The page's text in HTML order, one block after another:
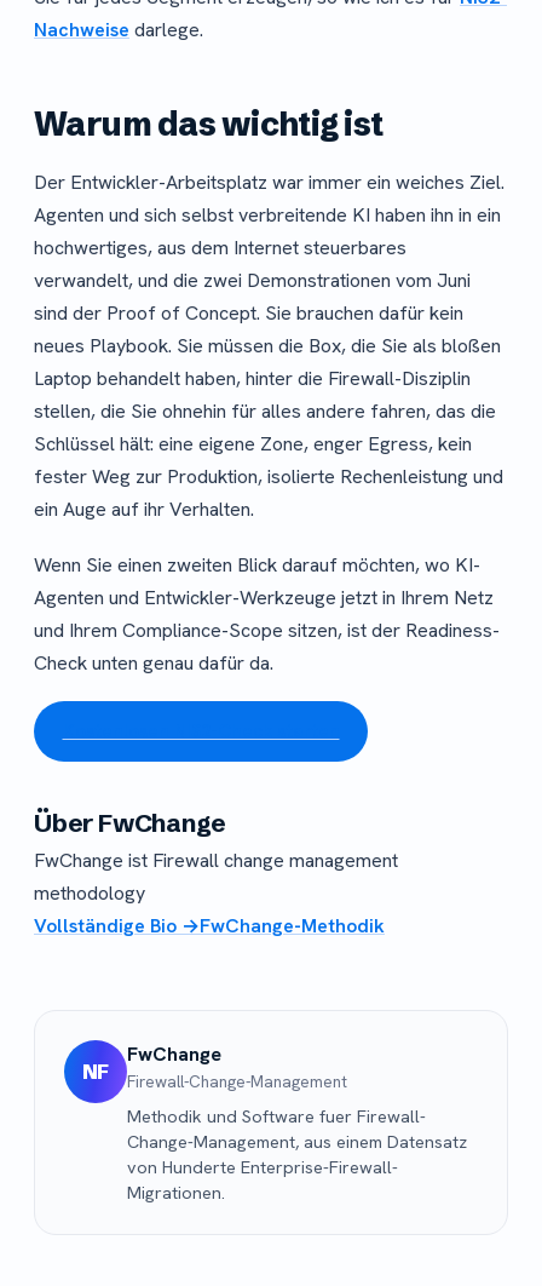
Nachweise darlege.
Warum das wichtig ist
Der Entwickler-Arbeitsplatz war immer ein weiches Ziel.
Agenten und sich selbst verbreitende KI haben ihn in ein
hochwertiges, aus dem Internet steuerbares
verwandelt, und die zwei Demonstrationen vom Juni
sind der Proof of Concept. Sie brauchen dafür kein
neues Playbook. Sie müssen die Box, die Sie als bloßen
Laptop behandelt haben, hinter die Firewall-Disziplin
stellen, die Sie ohnehin für alles andere fahren, das die
Schlüssel hält: eine eigene Zone, enger Egress, kein
fester Weg zur Produktion, isolierte Rechenleistung und
ein Auge auf ihr Verhalten.
Wenn Sie einen zweiten Blick darauf möchten, wo KI-
Agenten und Entwickler-Werkzeuge jetzt in Ihrem Netz
und Ihrem Compliance-Scope sitzen, ist der Readiness-
Check unten genau dafür da.
Über FwChange
FwChange ist Firewall change management
methodology
Vollständige Bio →FwChange-Methodik
NF
FwChange
Firewall-Change-Management
Methodik und Software fuer Firewall-
Change-Management, aus einem Datensatz
von Hunderte Enterprise-Firewall-
Migrationen.